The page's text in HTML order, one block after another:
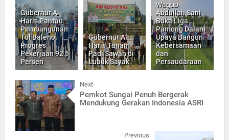
Gubernur Al
Haris Pantau
Pembangunan
Tol Baleno.
Progres
Pekerjaan 92,5
Persen
Gubernur Al
Haris Tanam
Padi Sawah di
Lubuk Sayak
Wagub
Abdullah Sani
Buka Liga
Pamong Dalam
Upaya Bangun
Kebersamaan
dan
Persaudaraan
Next
Pemkot Sungai Penuh Bergerak
Mendukung Gerakan Indonesia ASRI
Previous